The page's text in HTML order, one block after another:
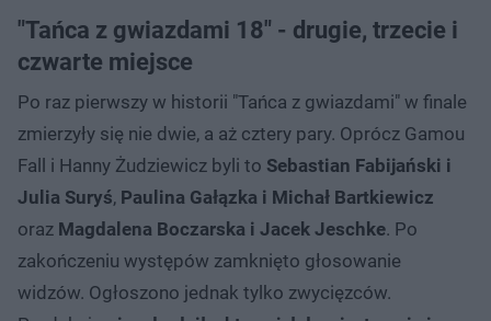
"Tańca z gwiazdami 18" - drugie, trzecie i
czwarte miejsce
Po raz pierwszy w historii "Tańca z gwiazdami" w finale
zmierzyły się nie dwie, a aż cztery pary. Oprócz Gamou
Fall i Hanny Żudziewicz byli to Sebastian Fabijański i
Julia Suryś, Paulina Gałązka i Michał Bartkiewicz
oraz Magdalena Boczarska i Jacek Jeschke. Po
zakończeniu występów zamknięto głosowanie
widzów. Ogłoszono jednak tylko zwycięzców.